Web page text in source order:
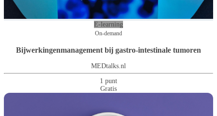
E-learning
On-demand
Bijwerkingenmanagement bij gastro-intestinale tumoren
MEDtalks.nl
1 punt
Gratis